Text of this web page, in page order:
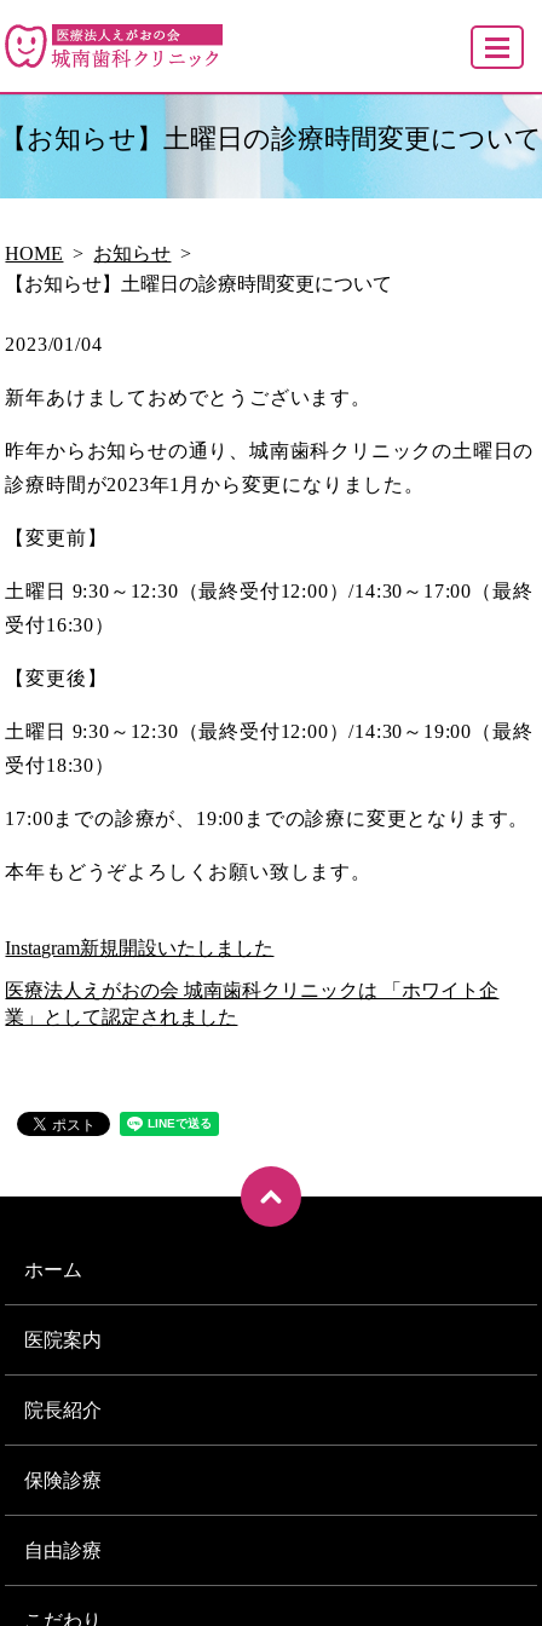
MENU
【お知らせ】土曜日の診療時間変更について
HOME
お知らせ
【お知らせ】土曜日の診療時間変更について
2023/01/04
新年あけましておめでとうございます。
昨年からお知らせの通り、城南歯科クリニックの土曜日の
診療時間が2023年1月から変更になりました。
【変更前】
土曜日 9:30～12:30（最終受付12:00）/14:30～17:00（最終
受付16:30）
【変更後】
土曜日 9:30～12:30（最終受付12:00）/14:30～19:00（最終
受付18:30）
17:00までの診療が、19:00までの診療に変更となります。
本年もどうぞよろしくお願い致します。
Instagram新規開設いたしました
医療法人えがおの会 城南歯科クリニックは 「ホワイト企
業」として認定されました
ホーム
医院案内
院長紹介
保険診療
自由診療
こだわり